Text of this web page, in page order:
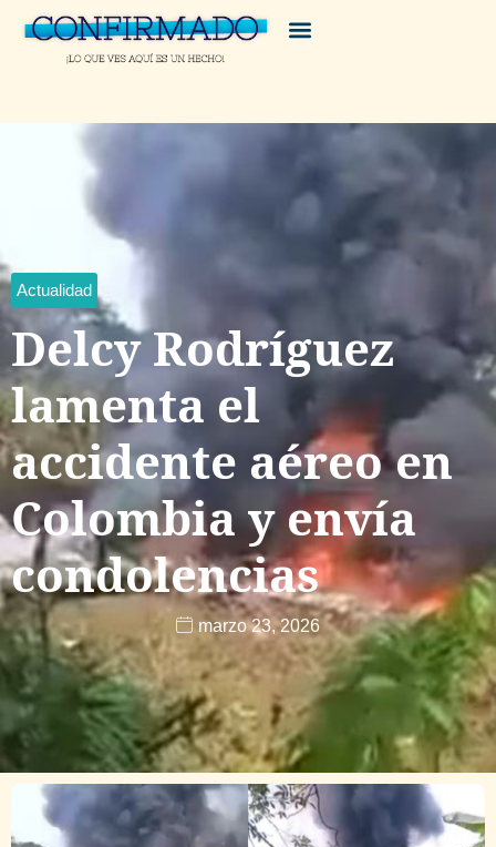
Actualidad
Delcy Rodríguez
lamenta el
accidente aéreo en
Colombia y envía
condolencias
marzo 23, 2026